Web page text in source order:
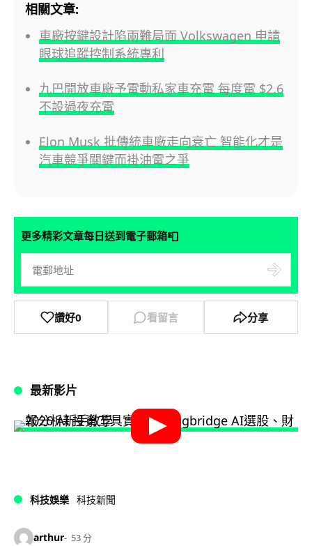
相關文章:
車廠按鍵設計陷兩難局面 Volkswagen 申請
眼球追蹤控制系統專利
九巴開放車廠予電動私家車充電 每度電 $2.6
不設過夜充電
Elon Musk 批傳統車廠走向衰亡 智能化才是
汽車競爭關鍵而褂油電之爭
更多精彩文章每日送到電子郵箱📮
讚好0 看留言 分享
最新影片
科技娛樂 科技新聞
arthur 53 分